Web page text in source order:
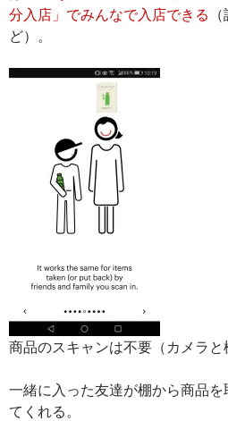
分入店」でみんなで入店できる
ど）。
商品のスキャンは不要（カメラと
一緒に入った友達が棚から商品
てくれる。